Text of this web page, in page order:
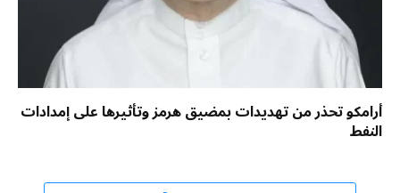
أرامكو تحذر من تهديدات بمضيق هرمز وتأثيرها على إمدادات
النفط